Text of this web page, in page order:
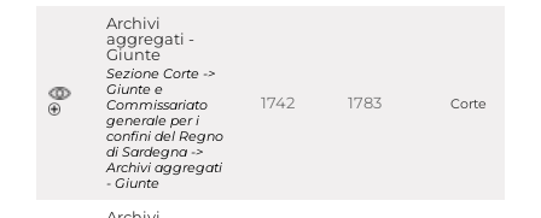
Archivi
aggregati -
Giunte
Sezione Corte ->
Giunte e
Commissariato
generale per i
confini del Regno
di Sardegna ->
Archivi aggregati
- Giunte
1742 1783 Corte